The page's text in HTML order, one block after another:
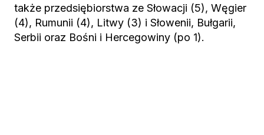
także przedsiębiorstwa ze Słowacji (5), Węgier
(4), Rumunii (4), Litwy (3) i Słowenii, Bułgarii,
Serbii oraz Bośni i Hercegowiny (po 1).